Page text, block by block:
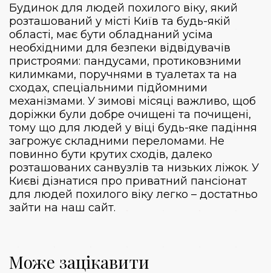
Будинок для людей похилого віку, який
розташований у місті Київ та будь-якій
області, має бути обладнаний усіма
необхідними для безпеки відвідувачів
пристроями: пандусами, протиковзними
килимками, поручнями в туалетах та на
сходах, спеціальними підйомними
механізмами. У зимові місяці важливо, щоб
доріжки були добре очищені та почищені,
тому що для людей у віці будь-яке падіння
загрожує складними переломами. Не
повинно бути крутих сходів, далеко
розташованих санвузлів та низьких ліжок. У
Києві дізнатися про приватний пансіонат
для людей похилого віку легко – достатньо
зайти на наш сайт.
Може зацікавити